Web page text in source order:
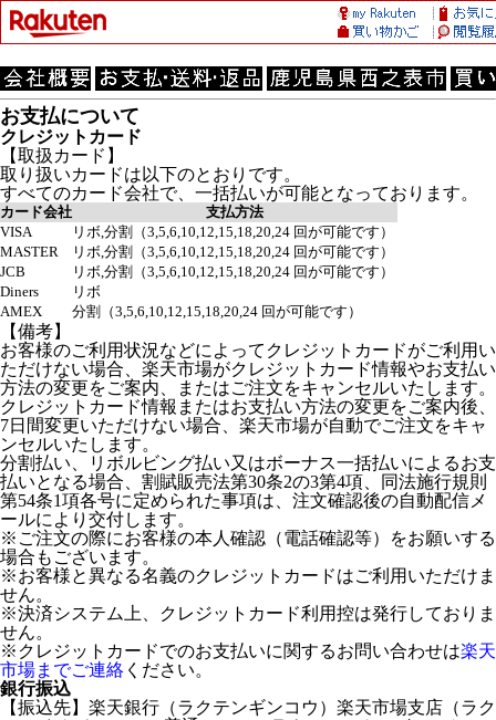
お支払について
クレジットカード
【取扱カード】
取り扱いカードは以下のとおりです。
すべてのカード会社で、一括払いが可能となっております。
カード会社
支払方法
VISA
リボ,分割（3,5,6,10,12,15,18,20,24 回が可能です）
MASTER
リボ,分割（3,5,6,10,12,15,18,20,24 回が可能です）
JCB
リボ,分割（3,5,6,10,12,15,18,20,24 回が可能です）
Diners
リボ
AMEX
分割（3,5,6,10,12,15,18,20,24 回が可能です）
【備考】
お客様のご利用状況などによってクレジットカードがご利用い
ただけない場合、楽天市場がクレジットカード情報やお支払い
方法の変更をご案内、またはご注文をキャンセルいたします。
クレジットカード情報またはお支払い方法の変更をご案内後、
7日間変更いただけない場合、楽天市場が自動でご注文をキャ
ンセルいたします。
分割払い、リボルビング払い又はボーナス一括払いによるお支
払いとなる場合、割賦販売法第30条2の3第4項、同法施行規則
第54条1項各号に定められた事項は、注文確認後の自動配信メ
ールにより交付します。
※ご注文の際にお客様の本人確認（電話確認等）をお願いする
場合もございます。
※お客様と異なる名義のクレジットカードはご利用いただけま
せん。
※決済システム上、クレジットカード利用控は発行しておりま
せん。
※クレジットカードでのお支払いに関するお問い合わせは楽天
市場までご連絡 ください。
銀行振込
【振込先】楽天銀行（ラクテンギンコウ）楽天市場支店（ラク